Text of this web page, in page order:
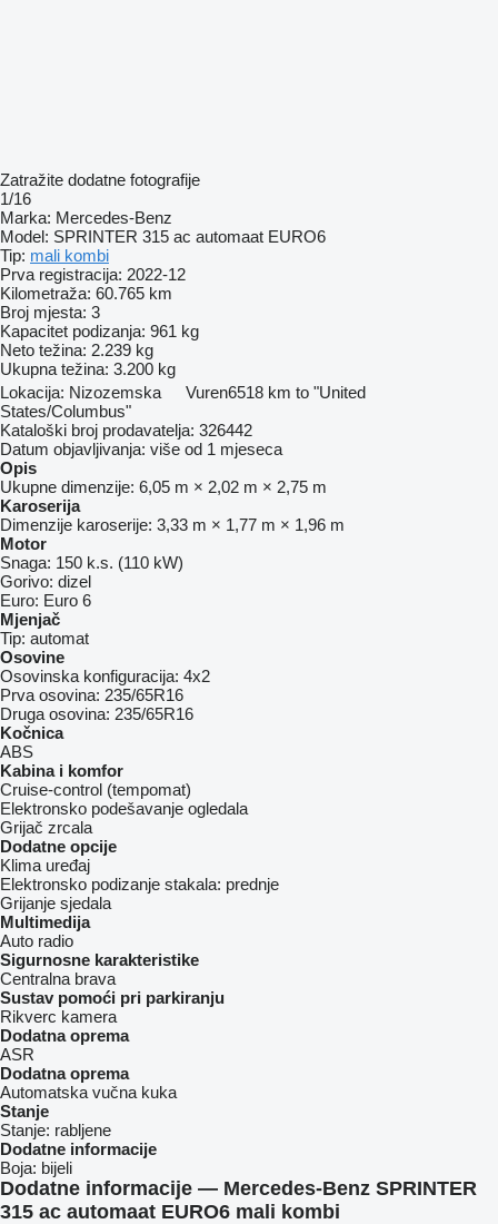
Zatražite dodatne fotografije
1/16
Marka: Mercedes-Benz
Model: SPRINTER 315 ac automaat EURO6
Tip: mali kombi
Prva registracija: 2022-12
Kilometraža: 60.765 km
Broj mjesta: 3
Kapacitet podizanja: 961 kg
Neto težina: 2.239 kg
Ukupna težina: 3.200 kg
Lokacija: Nizozemska Vuren6518 km to "United
States/Columbus"
Kataloški broj prodavatelja: 326442
Datum objavljivanja: više od 1 mjeseca
Opis
Ukupne dimenzije: 6,05 m × 2,02 m × 2,75 m
Karoserija
Dimenzije karoserije: 3,33 m × 1,77 m × 1,96 m
Motor
Snaga: 150 k.s. (110 kW)
Gorivo: dizel
Euro: Euro 6
Mjenjač
Tip: automat
Osovine
Osovinska konfiguracija: 4x2
Prva osovina: 235/65R16
Druga osovina: 235/65R16
Kočnica
ABS
Kabina i komfor
Cruise-control (tempomat)
Elektronsko podešavanje ogledala
Grijač zrcala
Dodatne opcije
Klima uređaj
Elektronsko podizanje stakala: prednje
Grijanje sjedala
Multimedija
Auto radio
Sigurnosne karakteristike
Centralna brava
Sustav pomoći pri parkiranju
Rikverc kamera
Dodatna oprema
ASR
Dodatna oprema
Automatska vučna kuka
Stanje
Stanje: rabljene
Dodatne informacije
Boja: bijeli
Dodatne informacije — Mercedes-Benz SPRINTER
315 ac automaat EURO6 mali kombi